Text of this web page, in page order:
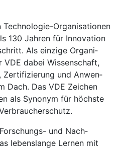
Organi­sa­tionen
130 Jahren für Inno­vation
Als einzige Organi­
dabei Wissen­schaft,
Zer­tifi­zierung und Anwen­
Dach. Das VDE Zei­chen
als Syno­nym für höchste
und Nach­
lebens­lange Ler­nen mit